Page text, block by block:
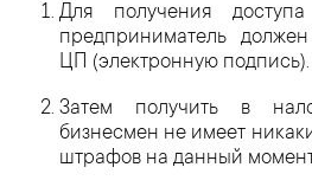
Для получения
предприниматель
ЦП (электронную подпись).
Затем получить в
бизнесмен не имеет
штрафов на данный